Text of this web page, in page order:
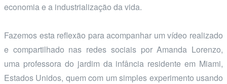
economia e a industrialização da vida.
Fazemos esta reflexão para acompanhar um vídeo realizado
e compartilhado nas redes sociais por Amanda Lorenzo,
uma professora do jardim da infância residente em Miami,
Estados Unidos, quem com um simples experimento usando